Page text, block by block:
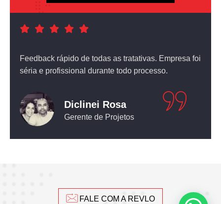
Atendimento nota dez! O equipamento que comprei
não deixou nada a desejar.
Leticia Pediconi
Engenheira Civil
FALE COM A REVLO